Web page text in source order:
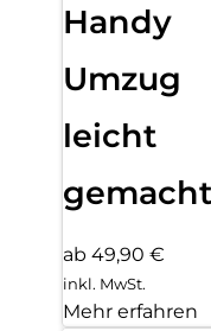
Handy
Umzug
leicht
ab 49,90 €
inkl. MwSt.
Mehr erfahren